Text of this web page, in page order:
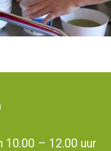
10.00 – 12.00 uur